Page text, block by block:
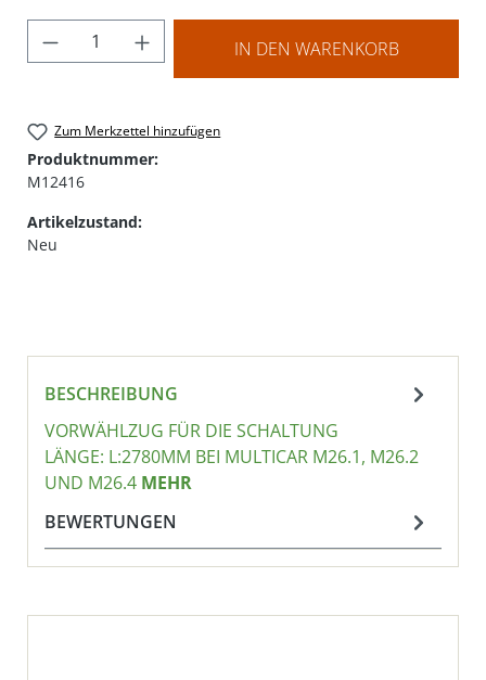
Produkt Anzahl: Gib den gewünschten
IN DEN WARENKORB
Zum Merkzettel hinzufügen
Produktnummer:
M12416
Artikelzustand:
Neu
BESCHREIBUNG
VORWÄHLZUG FÜR DIE SCHALTUNG
LÄNGE: L:2780MM BEI MULTICAR M26.1, M26.2
UND M26.4 MEHR
BEWERTUNGEN